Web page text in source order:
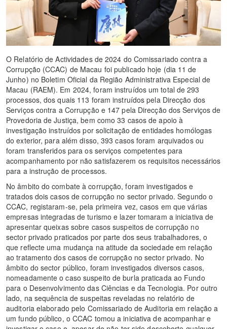
O Relatório de Actividades de 2024 do Comissariado contra a
Corrupção (CCAC) de Macau foi publicado hoje (dia 11 de
Junho) no Boletim Oficial da Região Administrativa Especial de
Macau (RAEM). Em 2024, foram instruídos um total de 293
processos, dos quais 113 foram instruídos pela Direcção dos
Serviços contra a Corrupção e 147 pela Direcção dos Serviços de
Provedoria de Justiça, bem como 33 casos de apoio à
investigação instruídos por solicitação de entidades homólogas
do exterior, para além disso, 393 casos foram arquivados ou
foram transferidos para os serviços competentes para
acompanhamento por não satisfazerem os requisitos necessários
para a instrução de processos.
No âmbito do combate à corrupção, foram investigados e
tratados dois casos de corrupção no sector privado. Segundo o
CCAC, registaram-se, pela primeira vez, casos em que várias
empresas integradas de turismo e lazer tomaram a iniciativa de
apresentar queixas sobre casos suspeitos de corrupção no
sector privado praticados por parte dos seus trabalhadores, o
que reflecte uma mudança na atitude da sociedade em relação
ao tratamento dos casos de corrupção no sector privado. No
âmbito do sector público, foram investigados diversos casos,
nomeadamente o caso suspeito de burla praticada ao Fundo
para o Desenvolvimento das Ciências e da Tecnologia. Por outro
lado, na sequência de suspeitas reveladas no relatório de
auditoria elaborado pelo Comissariado de Auditoria em relação a
um fundo público, o CCAC tomou a iniciativa de acompanhar e